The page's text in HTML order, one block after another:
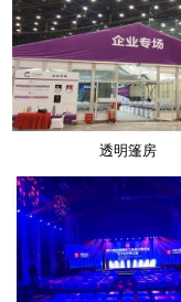
透明篷房